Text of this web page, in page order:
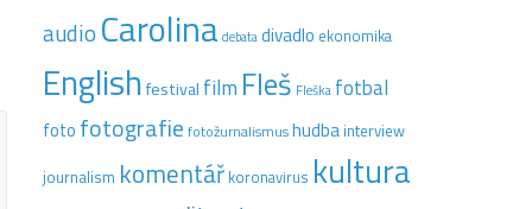
audio Carolina debatadivadlo ekonomika
Englishfestival film Fleš Fleška fotbal
foto fotografie fotožurnalismushudba interview
journalism komentář koronavirus kultura